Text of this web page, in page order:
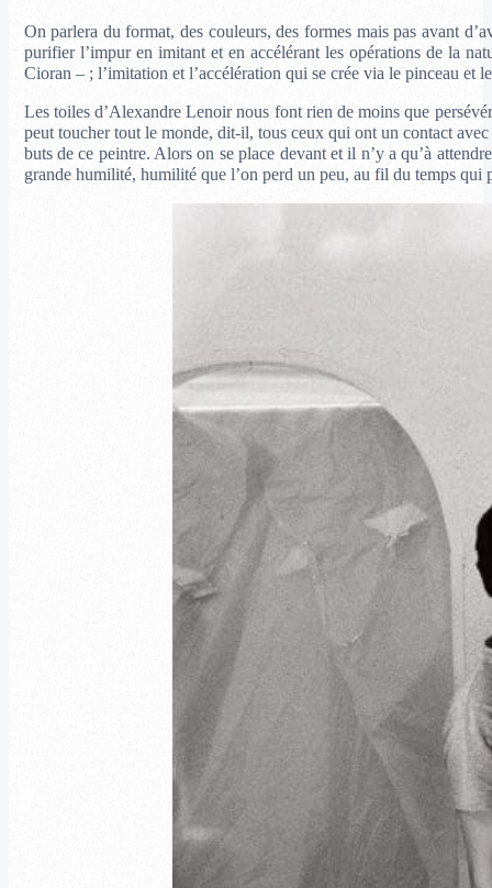
On parlera du format, des couleurs, des formes mais pas avant
purifier l’impur en imitant et en accélérant les opérations de la
Cioran – ; l’imitation et l’accélération qui se crée via le pinceau et
Les toiles d’Alexandre Lenoir nous font rien de moins que
peut toucher tout le monde, dit-il, tous ceux qui ont un contact
buts de ce peintre. Alors on se place devant et il n’y a qu’à
grande humilité, humilité que l’on perd un peu, au fil du temps qui